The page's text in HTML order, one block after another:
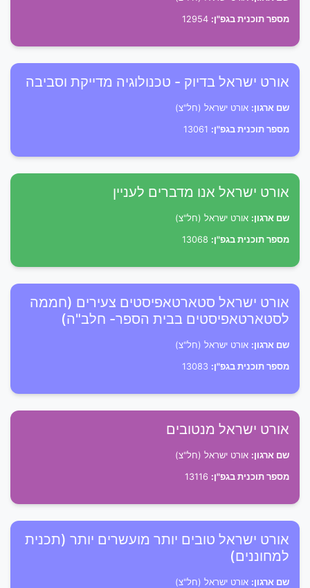
מספר תוכנית בגפ"ן:
אורט ישראל בדיוק - טכנולוגיה מדייקת וסביבה
שם ארגון: אורט ישראל (חל"צ)
מספר תוכנית בגפ"ן:
אורט ישראל אנו מדברים לעניין
שם ארגון: אורט ישראל (חל"צ)
מספר תוכנית בגפ"ן:
אורט ישראל סטארטאפיסטים צעירים (חממה
לסטארטאפיסטים בבית הספר- חלב"ה)
שם ארגון: אורט ישראל (חל"צ)
מספר תוכנית בגפ"ן:
אורט ישראל מנטובים
שם ארגון: אורט ישראל (חל"צ)
מספר תוכנית בגפ"ן:
אורט ישראל טובים יותר מועשרים יותר (תכנית
למחוננים)
שם ארגון: אורט ישראל (חל"צ)